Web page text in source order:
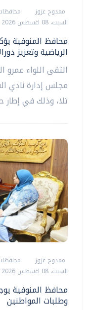
ممدوح عزوز
السبت، 08 اغسطس 2026 07:23 م
محافظ المنوفية
الرياضية وتعزيز
التقى اللواء عمرو
مجلس إدارة نادي
تلا، وذلك في
ممدوح عزوز
السبت، 08 اغسطس 2026 07:19 م
محافظ المنوفية
وطلبات المواطنين